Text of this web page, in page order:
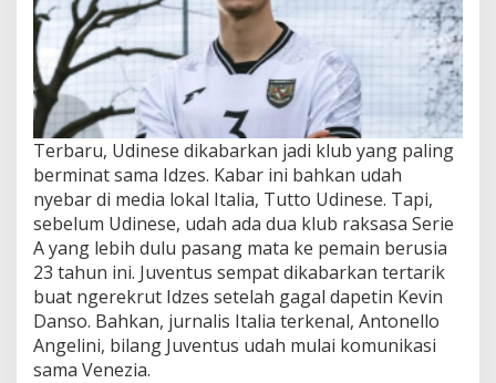
Terbaru, Udinese dikabarkan jadi klub yang paling
berminat sama Idzes. Kabar ini bahkan udah
nyebar di media lokal Italia, Tutto Udinese. Tapi,
sebelum Udinese, udah ada dua klub raksasa Serie
A yang lebih dulu pasang mata ke pemain berusia
23 tahun ini. Juventus sempat dikabarkan tertarik
buat ngerekrut Idzes setelah gagal dapetin Kevin
Danso. Bahkan, jurnalis Italia terkenal, Antonello
Angelini, bilang Juventus udah mulai komunikasi
sama Venezia.